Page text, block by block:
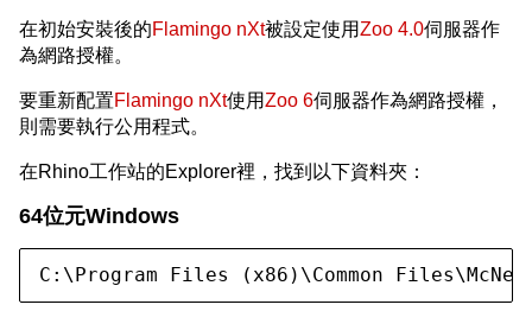
在初始安裝後的Flamingo nXt被設定使用Zoo 4.0伺服器作
為網路授權。
要重新配置Flamingo nXt使用Zoo 6伺服器作為網路授權，
則需要執行公用程式。
在Rhino工作站的Explorer裡，找到以下資料夾：
64位元Windows
C:\Program Files (x86)\Common